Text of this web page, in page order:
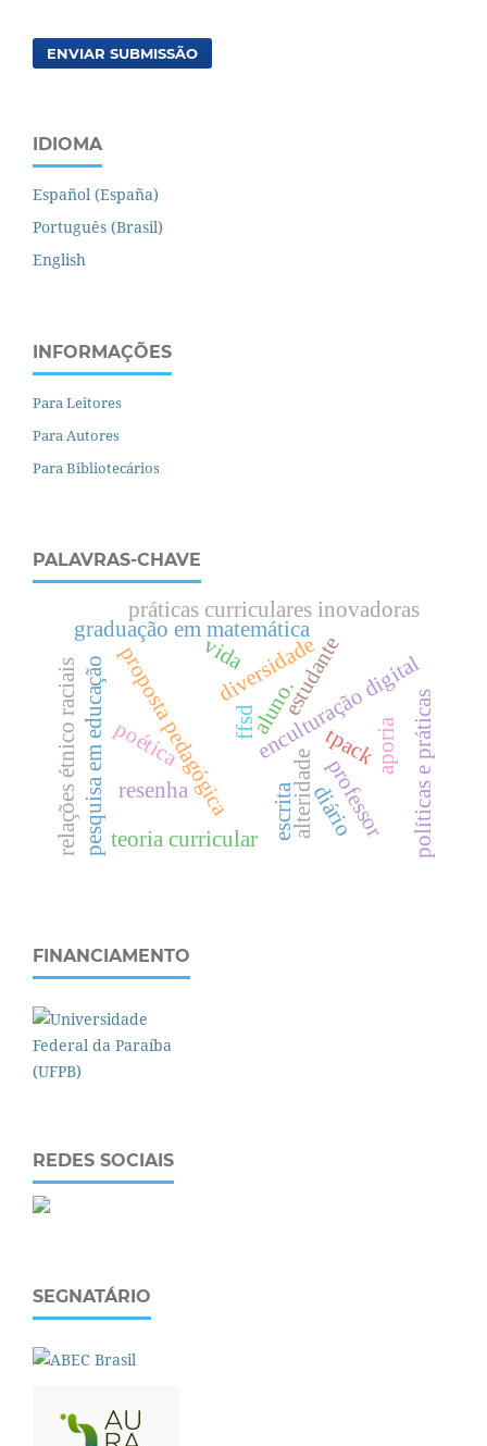
ENVIAR SUBMISSÃO
IDIOMA
Español (España)
Português (Brasil)
English
INFORMAÇÕES
Para Leitores
Para Autores
Para Bibliotecários
PALAVRAS-CHAVE
proposta pedagógicaenculturação digital
pesquisa em educação escrita
diversidade
graduação em matemática
tpack
alteridade
poética
teoria curricular
relações étnico raciais políticas e práticas
práticas curriculares inovadoras
ffsd
vida
professor
aluno.
resenha
estudante
diário
aporia
FINANCIAMENTO
REDES SOCIAIS
SEGNATÁRIO